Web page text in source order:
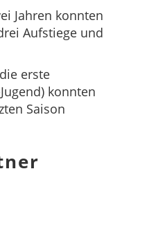
Jahren konnten
Aufstiege und
erste
konnten
Saison